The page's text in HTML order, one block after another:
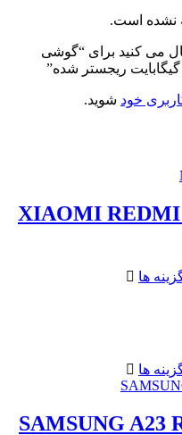
نشده است.
می کنید برای “گوشی
خود شوید.
XIAOMI REDMI
ها
باشد.
گزینه
ممکن
ها
محصول
انواع
SAMSUNG A23